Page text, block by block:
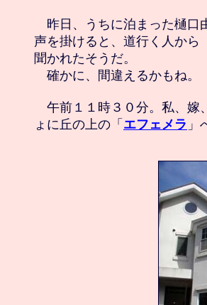
昨日、うちに泊まった樋口
声を掛けると、道行く人から
聞かれたそうだ。
確かに、間違えるかもね。
午前１１時３０分。私、嫁
ょに丘の上の「 エフェメラ